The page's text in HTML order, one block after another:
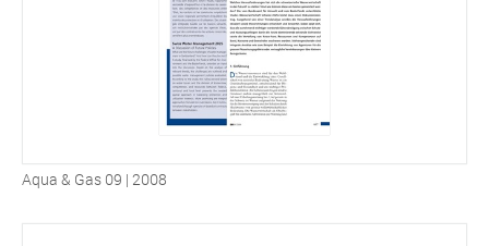
Aqua & Gas 09 | 2008